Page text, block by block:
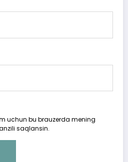
uchun bu brauzerda mening
saqlansin.